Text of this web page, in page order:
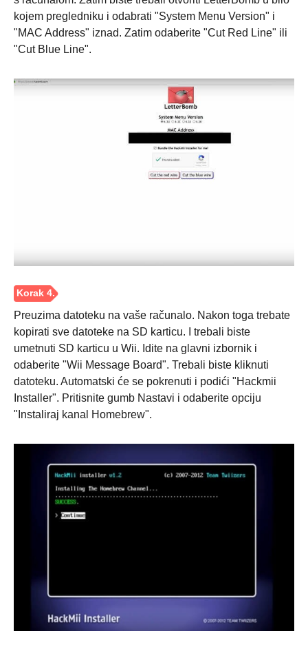
3. korak
kojem pregledniku i odabrati "System Menu Version" i
"MAC Address" iznad. Zatim odaberite "Cut Red Line" ili
"Cut Blue Line".
Preuzima datoteku na vaše računalo. Nakon toga trebate
kopirati sve datoteke na SD karticu. I trebali biste
umetnuti SD karticu u Wii. Idite na glavni izbornik i
odaberite "Wii Message Board". Trebali biste kliknuti
datoteku. Automatski će se pokrenuti i podići "Hackmii
Installer". Pritisnite gumb Nastavi i odaberite opciju
"Instaliraj kanal Homebrew".